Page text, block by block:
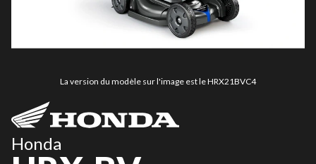
La version du modèle sur l'image est le HRX21BVC4
Honda